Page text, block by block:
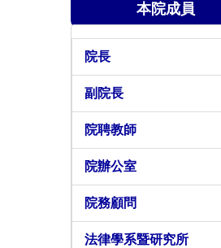
本院成員
院長
副院長
院聘教師
院辦公室
院務顧問
法律學系暨研究所